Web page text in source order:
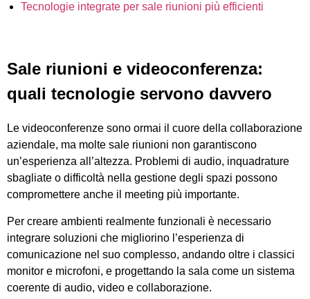
Tecnologie integrate per sale riunioni più efficienti
Sale riunioni e videoconferenza:
quali tecnologie servono davvero
Le videoconferenze sono ormai il cuore della collaborazione
aziendale, ma molte sale riunioni non garantiscono
un’esperienza all’altezza. Problemi di audio, inquadrature
sbagliate o difficoltà nella gestione degli spazi possono
compromettere anche il meeting più importante.
Per creare ambienti realmente funzionali è necessario
integrare soluzioni che migliorino l’esperienza di
comunicazione nel suo complesso, andando oltre i classici
monitor e microfoni, e progettando la sala come un sistema
coerente di audio, video e collaborazione.